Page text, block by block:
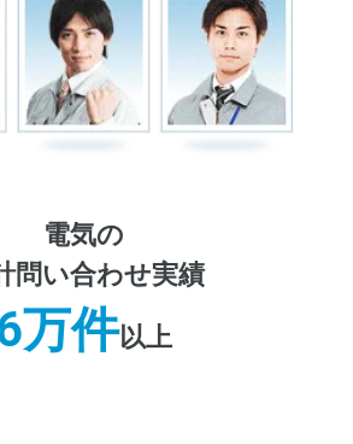
電気の
問い合わせ実績
万件以上